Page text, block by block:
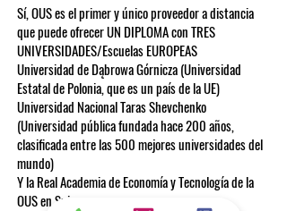
Sí, OUS es el primer y único proveedor a distancia
que puede ofrecer UN DIPLOMA con TRES
UNIVERSIDADES/Escuelas EUROPEAS
Universidad de Dąbrowa Górnicza (Universidad
Estatal de Polonia, que es un país de la UE)
Universidad Nacional Taras Shevchenko
(Universidad pública fundada hace 200 años,
clasificada entre las 500 mejores universidades del
mundo)
Y la Real Academia de Economía y Tecnología de la
OUS en Suiza